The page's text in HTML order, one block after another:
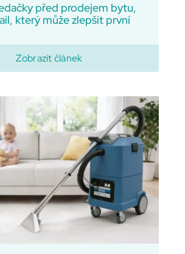
před prodejem bytu,
který může zlepšit první
Zobrazit článek